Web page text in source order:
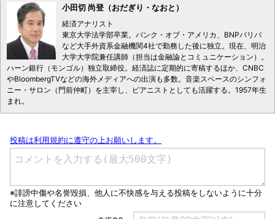
小田切 尚登（おだぎり・なおと）
経済アナリスト
東京大学法学部卒業。バンク・オブ・アメリカ、BNPパリバ
など大手外資系金融機関4社で勤務した後に独立。現在、明治
大学大学院兼任講師（担当は金融論とコミュニケーション）。
ハーン銀行（モンゴル）独立取締役。経済誌に定期的に寄稿するほか、CNBC
やBloombergTVなどの海外メディアへの出演も多数。音楽スペースのシンフォ
ニー・サロン（門前仲町）を主宰し、ピアニストとしても活躍する。1957年生
まれ。